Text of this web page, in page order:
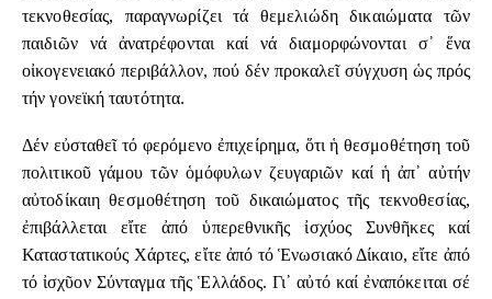
τεκνοθεσίας, παραγνωρίζει τά θεμελιώδη δικαιώματα τῶν
παιδιῶν νά ἀνατρέφονται καί νά διαμορφώνονται σ᾽ ἕνα
οἰκογενειακό περιβάλλον, πού δέν προκαλεῖ σύγχυση ὡς πρός
τήν γονεϊκή ταυτότητα.
Δέν εὐσταθεῖ τό φερόμενο ἐπιχείρημα, ὅτι ἡ θεσμοθέτηση τοῦ
πολιτικοῦ γάμου τῶν ὁμόφυλων ζευγαριῶν καί ἡ ἀπ᾽ αὐτήν
αὐτοδίκαιη θεσμοθέτηση τοῦ δικαιώματος τῆς τεκνοθεσίας,
ἐπιβάλλεται εἴτε ἀπό ὑπερεθνικῆς ἰσχύος Συνθῆκες καί
Καταστατικούς Χάρτες, εἴτε ἀπό τό Ἑνωσιακό Δίκαιο, εἴτε ἀπό
τό ἰσχῦον Σύνταγμα τῆς Ἑλλάδος. Γι᾽ αὐτό καί ἐναπόκειται σέ